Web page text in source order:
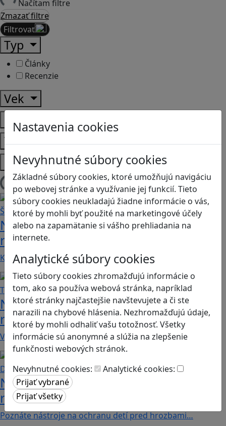
Nastavenia cookies
Nevyhnutné súbory cookies
Základné súbory cookies, ktoré umožňujú navigáciu
po webovej stránke a využívanie jej funkcií. Tieto
súbory cookies neukladajú žiadne informácie o vás,
ktoré by mohli byť použité na marketingové účely
alebo na zapamätanie si vášho prehliadania na
internete.
Analytické súbory cookies
Tieto súbory cookies zhromažďujú informácie o
tom, ako sa používa webová stránka, napríklad
ktoré stránky najčastejšie navštevujete a či ste
narazili na chybové hlásenia. Nezhromažďujú údaje,
ktoré by mohli odhaliť vašu totožnosť. Všetky
informácie sú anonymné a slúžia na zlepšenie
funkčnosti webových stránok.
Nevyhnutné cookies:
Analytické cookies:
Načítam filtre
Zmazať filtre
Filtrovať
Typ
Články
Recenzie
Vek
Predmety
Témy
Platformy
Načítam blogy
Návod pre rodičov: Ako na výber
rodičovského zámku? Štvrtá časť
Kvalitné aplikácie, ktoré ponúkajú bezpečné…
Návod pre rodičov: Ako na výber
rodičovského zámku? Tretia časť
V obchode Play je možné nájsť veľké množstvo…
Návod pre rodičov: Ako na výber
rodičovského zámku? Druhá časť
Poznáte nástroje na ochranu detí pred hrozbami…